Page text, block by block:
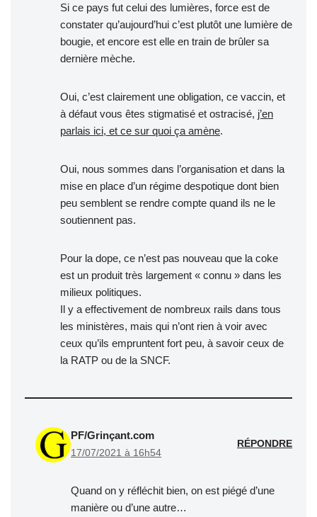
Si ce pays fut celui des lumières, force est de
constater qu’aujourd’hui c’est plutôt une lumière de
bougie, et encore est elle en train de brûler sa
dernière mèche.
Oui, c’est clairement une obligation, ce vaccin, et
à défaut vous êtes stigmatisé et ostracisé, j’en
parlais ici, et ce sur quoi ça amène.
Oui, nous sommes dans l’organisation et dans la
mise en place d’un régime despotique dont bien
peu semblent se rendre compte quand ils ne le
soutiennent pas.
Pour la dope, ce n’est pas nouveau que la coke
est un produit très largement « connu » dans les
milieux politiques.
Il y a effectivement de nombreux rails dans tous
les ministères, mais qui n’ont rien à voir avec
ceux qu’ils empruntent fort peu, à savoir ceux de
la RATP ou de la SNCF.
PF/Grinçant.com
17/07/2021 à 16h54
RÉPONDRE
Quand on y réfléchit bien, on est piégé d’une
manière ou d’une autre…